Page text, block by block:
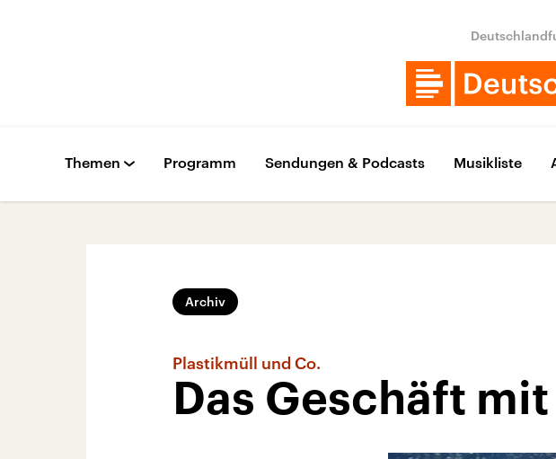
Themen Programm Sendungen & Podcasts Musikliste
Archiv
Plastikmüll und Co.
Das Geschäft